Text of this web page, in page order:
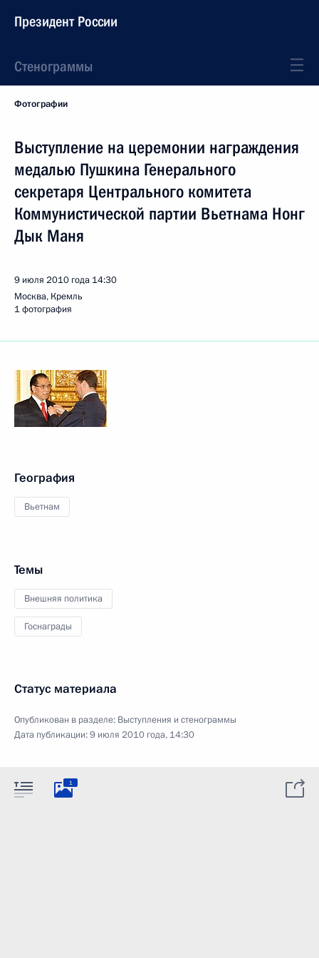
Президент России
Стенограммы
Фотографии
Выступление на церемонии награждения
медалью Пушкина Генерального
секретаря Центрального комитета
Коммунистической партии Вьетнама Нонг
Дык Маня
9 июля 2010 года 14:30
Москва, Кремль
1 фотография
География
Вьетнам
Темы
Внешняя политика
Госнаграды
Статус материала
Опубликован в разделе: Выступления и стенограммы
Дата публикации:9 июля 2010 года, 14:30
1